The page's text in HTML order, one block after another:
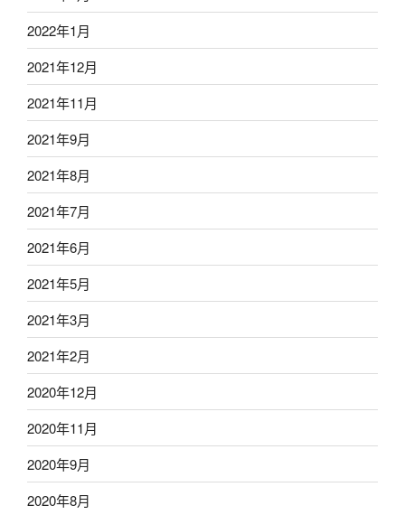
2022年1月
2021年12月
2021年11月
2021年9月
2021年8月
2021年7月
2021年6月
2021年5月
2021年3月
2021年2月
2020年12月
2020年11月
2020年9月
2020年8月